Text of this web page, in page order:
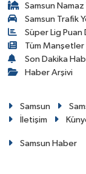
Samsun
Samsun Trafik
Süper Lig Puan
Tüm Manşetler
Son Dakika
Haber Arşivi
Samsun
İletişim
Samsun Haber